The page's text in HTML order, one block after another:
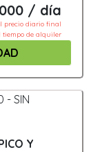
/ día
precio diario final
tiempo de alquiler
Y